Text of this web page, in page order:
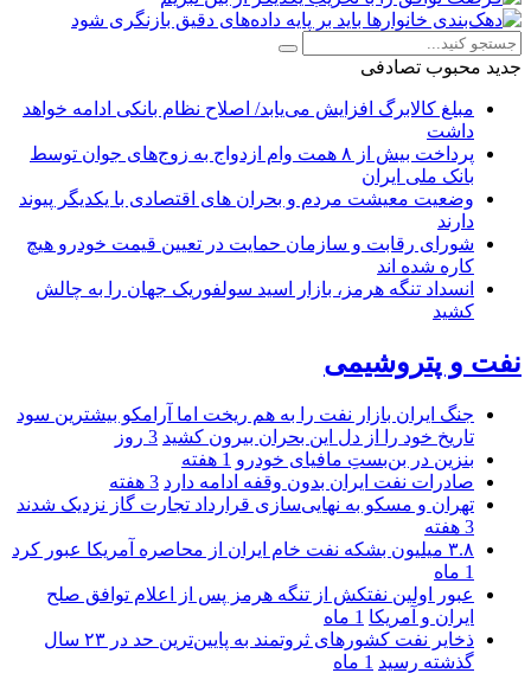
جدید محبوب تصادفی
مبلغ کالابرگ افزایش می‌یابد/ اصلاح نظام بانکی ادامه خواهد
داشت
پرداخت بیش از ۸ همت وام ازدواج به زوج‌های جوان توسط
بانک ملی ایران
وضعیت معیشت مردم و بحران های اقتصادی با یکدیگر پیوند
دارند
شورای رقابت و سازمان حمایت در تعیین قیمت خودرو هیچ
کاره شده اند
انسداد تنگه هرمز، بازار اسید سولفوریک جهان را به چالش
کشید
نفت و پتروشیمی
جنگ ایران بازار نفت را به هم ریخت اما آرامکو بیشترین سود
تاریخ خود را از دل این بحران بیرون کشید 3 روز
بنزین در بن‌بستِ مافیای خودرو 1 هفته
صادرات نفت ایران بدون وقفه ادامه دارد 3 هفته
تهران و مسکو به نهایی‌سازی قرارداد تجارت گاز نزدیک شدند
3 هفته
۳.۸ میلیون بشکه نفت خام ایران از محاصره آمریکا عبور کرد
1 ماه
عبور اولین نفتکش از تنگه هرمز پس از اعلام توافق صلح
ایران و آمریکا 1 ماه
ذخایر نفت کشورهای ثروتمند به پایین‌ترین حد در ۲۳ سال
گذشته رسید 1 ماه